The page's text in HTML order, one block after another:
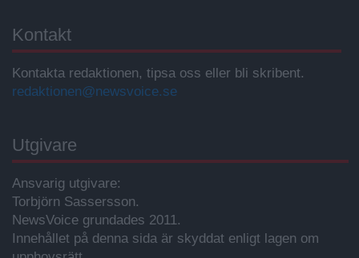
Kontakt
Kontakta redaktionen, tipsa oss eller bli skribent.
redaktionen@newsvoice.se
Utgivare
Ansvarig utgivare:
Torbjörn Sassersson.
NewsVoice grundades 2011.
Innehållet på denna sida är skyddat enligt lagen om